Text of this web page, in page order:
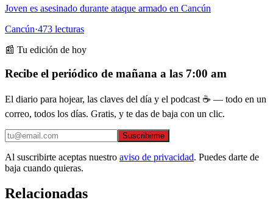
Joven es asesinado durante ataque armado en Cancún
Cancún·473 lecturas
📰 Tu edición de hoy
Recibe el periódico de mañana a las 7:00 am
El diario para hojear, las claves del día y el podcast ☕ — todo en un
correo, todos los días. Gratis, y te das de baja con un clic.
Suscribirme
Al suscribirte aceptas nuestro aviso de privacidad. Puedes darte de
baja cuando quieras.
Relacionadas